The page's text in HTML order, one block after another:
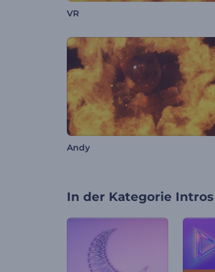
VR
Andy
In der Kategorie